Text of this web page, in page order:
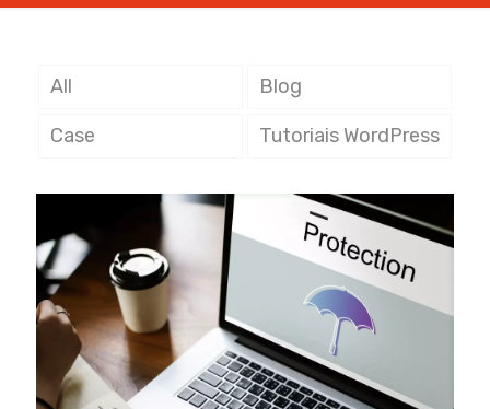
All Blog
Case Tutoriais WordPress